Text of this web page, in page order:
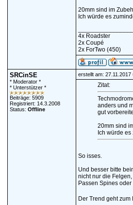
20mm sind im
Ich würde es
4x Roadster
2x Coupé
2x ForTwo (450)
SRCinSE
* Moderator *
* Unterstützer *
Beiträge: 5909
Registriert: 14.3.2008
Status: Offline
erstellt am: 27.11.2017
Zitat:
anders und
gut
20mm sind
Ich würde
So isses.
Und besser bitte
nicht nur die
Passen Spines
Der Trend geht